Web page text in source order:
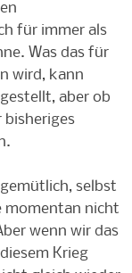
für immer als
Was das für
wird, kann
aber ob
bisheriges
selbst
momentan nicht
wenn wir das
Krieg